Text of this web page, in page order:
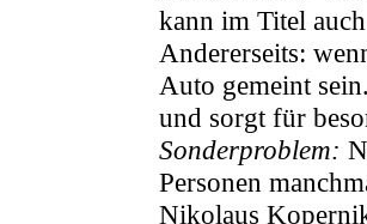
kann im Titel
Andererseits:
Auto gemeint
und sorgt für
Sonderproblem:
Personen
Nikolaus